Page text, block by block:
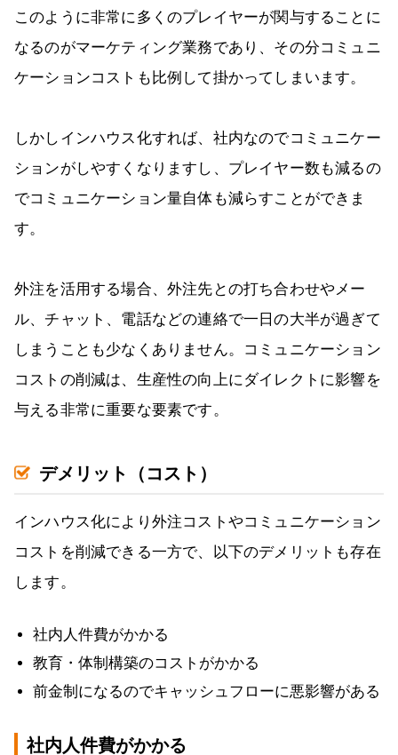
このように非常に多くのプレイヤーが関与することに
なるのがマーケティング業務であり、その分コミュニ
ケーションコストも比例して掛かってしまいます。
しかしインハウス化すれば、社内なのでコミュニケー
ションがしやすくなりますし、プレイヤー数も減るの
でコミュニケーション量自体も減らすことができま
す。
外注を活用する場合、外注先との打ち合わせやメー
ル、チャット、電話などの連絡で一日の大半が過ぎて
しまうことも少なくありません。コミュニケーション
コストの削減は、生産性の向上にダイレクトに影響を
与える非常に重要な要素です。
デメリット（コスト）
インハウス化により外注コストやコミュニケーション
コストを削減できる一方で、以下のデメリットも存在
します。
社内人件費がかかる
教育・体制構築のコストがかかる
前金制になるのでキャッシュフローに悪影響がある
社内人件費がかかる